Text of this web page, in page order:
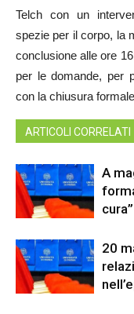
Telch con un
spezie per il corpo, la
conclusione alle ore
per le domande, per
con la chiusura
ARTICOLI CORRELATI
A
cura”
20